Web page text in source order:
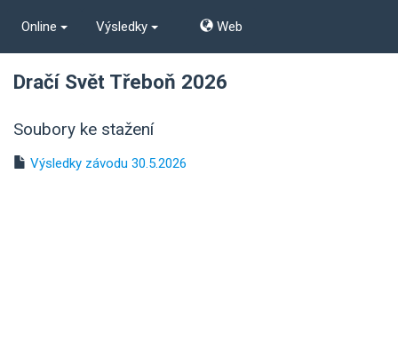
Online Výsledky Web
Dračí Svět Třeboň 2026
Soubory ke stažení
Výsledky závodu 30.5.2026